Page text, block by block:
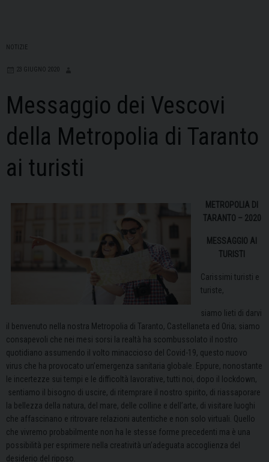
NOTIZIE
23 GIUGNO 2020
Messaggio dei Vescovi
della Metropolia di Taranto
ai turisti
METROPOLIA DI
TARANTO – 2020
MESSAGGIO AI
TURISTI
Carissimi turisti e
turiste,
siamo lieti di darvi
il benvenuto nella nostra Metropolia di Taranto, Castellaneta ed Oria; siamo
consapevoli che nei mesi sorsi la realtà ha scombussolato il nostro
quotidiano assumendo il volto minaccioso del Covid-19, questo nuovo
virus che ha provocato un’emergenza sanitaria globale. Eppure, nonostante
le incertezze sui tempi e le difficoltà lavorative, tutti noi, dopo il lockdown,
sentiamo il bisogno di uscire, di ritemprare il nostro spirito, di riassaporare
la bellezza della natura, del mare, delle colline e dell’arte, di visitare luoghi
che affascinano e ritrovare relazioni autentiche e non solo virtuali. Quello
che vivremo probabilmente non ha le stesse forme precedenti ma è una
possibilità per esprimere nella creatività un’adeguata accoglienza del
desiderio del riposo.